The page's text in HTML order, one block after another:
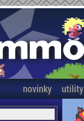
novinky utility